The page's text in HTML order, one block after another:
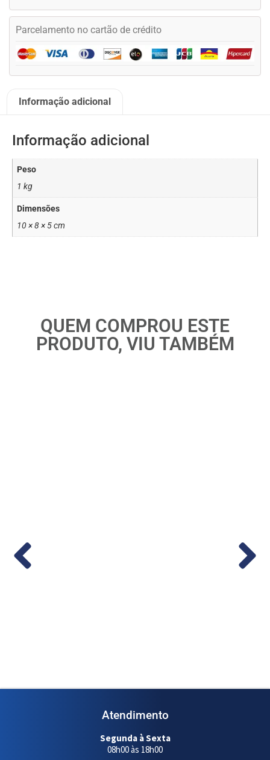
Parcelamento no cartão de crédito
Informação adicional
Informação adicional
Peso
1 kg
Dimensões
10 × 8 × 5 cm
QUEM COMPROU ESTE
PRODUTO, VIU TAMBÉM
Atendimento
Segunda à Sexta
08h00 às 18h00